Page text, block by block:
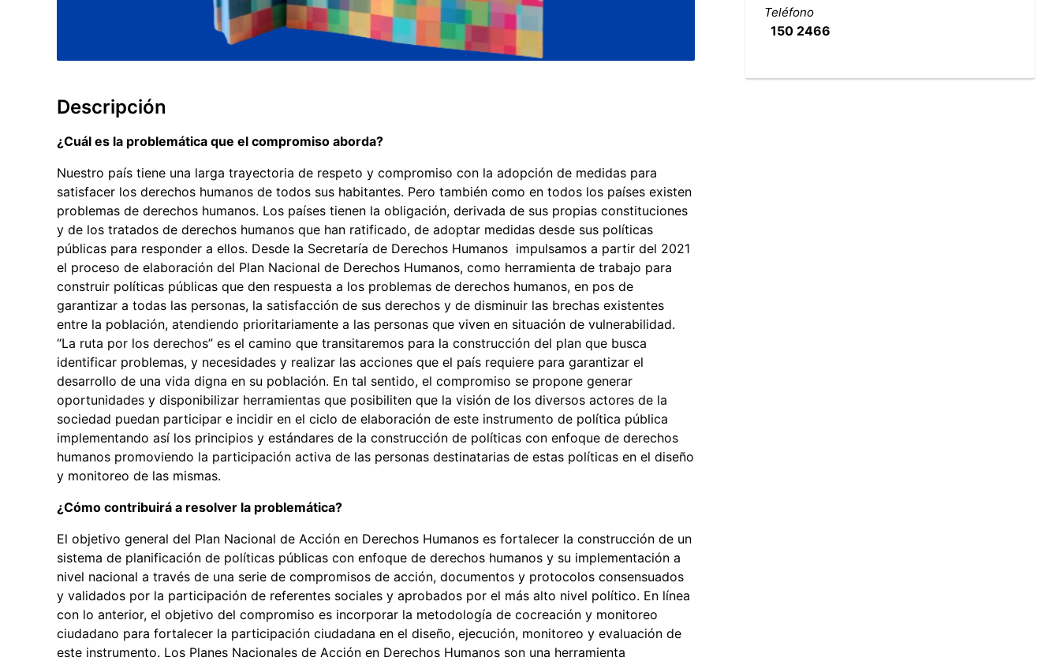
Descripción
¿Cuál es la problemática que el compromiso aborda?
Nuestro país tiene una larga trayectoria de respeto y compromiso con la adopción de medidas para
satisfacer los derechos humanos de todos sus habitantes. Pero también como en todos los países existen
problemas de derechos humanos. Los países tienen la obligación, derivada de sus propias constituciones
y de los tratados de derechos humanos que han ratificado, de adoptar medidas desde sus políticas
públicas para responder a ellos. Desde la Secretaría de Derechos Humanos impulsamos a partir del 2021
el proceso de elaboración del Plan Nacional de Derechos Humanos, como herramienta de trabajo para
construir políticas públicas que den respuesta a los problemas de derechos humanos, en pos de
garantizar a todas las personas, la satisfacción de sus derechos y de disminuir las brechas existentes
entre la población, atendiendo prioritariamente a las personas que viven en situación de vulnerabilidad.
“La ruta por los derechos” es el camino que transitaremos para la construcción del plan que busca
identificar problemas, y necesidades y realizar las acciones que el país requiere para garantizar el
desarrollo de una vida digna en su población. En tal sentido, el compromiso se propone generar
oportunidades y disponibilizar herramientas que posibiliten que la visión de los diversos actores de la
sociedad puedan participar e incidir en el ciclo de elaboración de este instrumento de política pública
implementando así los principios y estándares de la construcción de políticas con enfoque de derechos
humanos promoviendo la participación activa de las personas destinatarias de estas políticas en el diseño
y monitoreo de las mismas.
¿Cómo contribuirá a resolver la problemática?
El objetivo general del Plan Nacional de Acción en Derechos Humanos es fortalecer la construcción de un
sistema de planificación de políticas públicas con enfoque de derechos humanos y su implementación a
nivel nacional a través de una serie de compromisos de acción, documentos y protocolos consensuados
y validados por la participación de referentes sociales y aprobados por el más alto nivel político. En línea
con lo anterior, el objetivo del compromiso es incorporar la metodología de cocreación y monitoreo
ciudadano para fortalecer la participación ciudadana en el diseño, ejecución, monitoreo y evaluación de
este instrumento. Los Planes Nacionales de Acción en Derechos Humanos son una herramienta
Teléfono
150 2466